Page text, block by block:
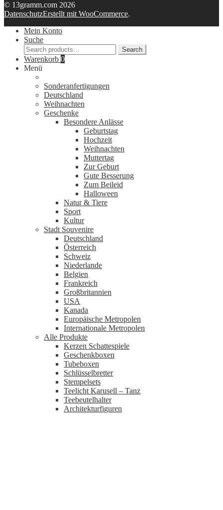
© 13gramm.com 2026
DatenschutzErstellt mit WooCommerce.
Mein Konto
Suche
Search
for:
Search
Warenkorb 0
Menü
Sonderanfertigungen
Deutschland
Weihnachten
Geschenke
Besondere Anlässe
Geburtstag
Hochzeit
Weihnachten
Muttertag
Zur Geburt
Gute Besserung
Zum Beileid
Halloween
Natur & Tiere
Sport
Kultur
Stadt Souvenire
Deutschland
Österreich
Schweiz
Niederlande
Belgien
Frankreich
Großbritannien
USA
Kanada
Europäische Metropolen
Internationale Metropolen
Alle Produkte
Kerzen Schattespiele
Geschenkboxen
Tubeboxen
Schlüsselbretter
Stempelsets
Teelicht Karusell – Tanz
Teebeutelhalter
Architekturfiguren